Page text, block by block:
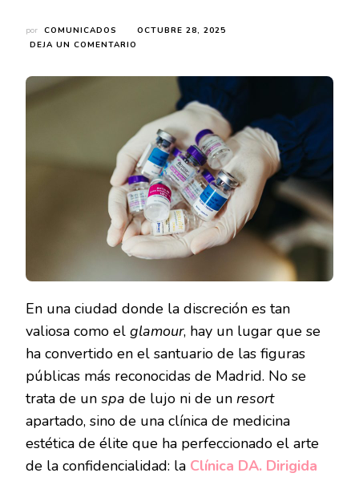
por COMUNICADOS
OCTUBRE 28, 2025
DEJA UN COMENTARIO
ALFOMBRA
LA
CALLE:
CÓMO
LA
CLÍNICA
DA,
DIRIGIDA
POR
LA
DOCTORA
MANTIENE
VELO
DE
SECRETO
DE
SUS
PACIENTES
VIP
En una ciudad donde la discreción es tan
valiosa como el glamour, hay un lugar que se
ha convertido en el santuario de las figuras
públicas más reconocidas de Madrid. No se
trata de un spa de lujo ni de un resort
apartado, sino de una clínica de medicina
estética de élite que ha perfeccionado el arte
de la confidencialidad: la Clínica DA. Dirigida